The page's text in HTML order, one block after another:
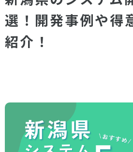
選！開発事例や得
紹介！